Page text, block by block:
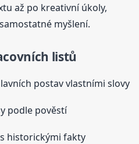
až po kreativní úkoly,
myšlení.
listů
postav vlastními slovy
podle pověstí
s historickými fakty